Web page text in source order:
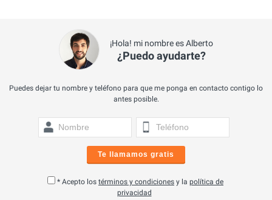
¡Hola! mi nombre es Alberto
¿Puedo ayudarte?
Puedes dejar tu nombre y teléfono para que me ponga en contacto contigo lo
antes posible.
Te llamamos gratis
* Acepto los términos y condiciones y la política de
privacidad